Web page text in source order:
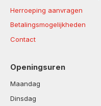
Herroeping aanvragen
Betalingsmogelijkheden
Contact
Openingsuren
Maandag
Dinsdag